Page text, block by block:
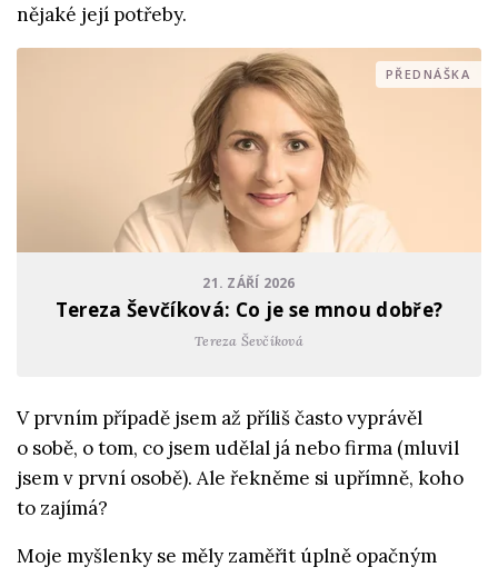
nějaké její potřeby.
PŘEDNÁŠKA
21. ZÁŘÍ 2026
Tereza Ševčíková: Co je se mnou dobře?
Tereza Ševčíková
V prvním případě jsem až příliš často vyprávěl
o sobě, o tom, co jsem udělal já nebo firma (mluvil
jsem v první osobě). Ale řekněme si upřímně, koho
to zajímá?
Moje myšlenky se měly zaměřit úplně opačným